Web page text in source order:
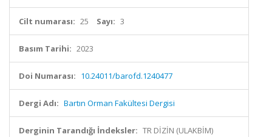
Cilt numarası: 25 Sayı: 3
Basım Tarihi: 2023
Doi Numarası: 10.24011/barofd.1240477
Dergi Adı: Bartın Orman Fakültesi Dergisi
Derginin Tarandığı İndeksler: TR DİZİN (ULAKBİM)